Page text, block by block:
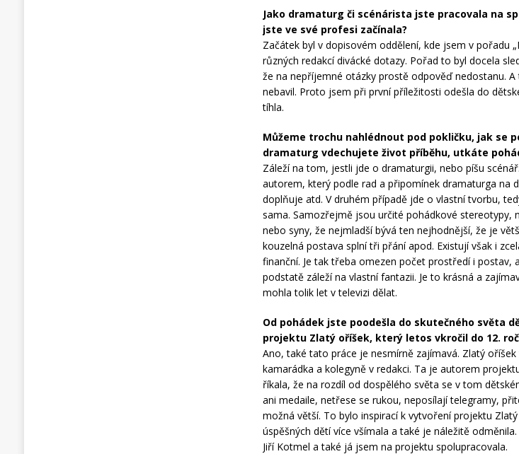
Jako dramaturg či scénárista jste pracovala na
jste ve své profesi začínala?
Začátek byl v dopisovém oddělení, kde jsem v pořadu
různých redakcí divácké dotazy. Pořad to byl docela
že na nepříjemné otázky prostě odpověď nedostanu.
nebavil. Proto jsem při první příležitosti odešla do
tíhla.
Můžeme trochu nahlédnout pod pokličku, jak se
dramaturg vdechujete život příběhu, utkáte
Záleží na tom, jestli jde o dramaturgii, nebo píšu
autorem, který podle rad a připomínek dramaturga na
doplňuje atd. V druhém případě jde o vlastní tvorbu,
sama. Samozřejmě jsou určité pohádkové stereotypy,
nebo syny, že nejmladší bývá ten nejhodnější, že je
kouzelná postava splní tři přání apod. Existují však i
finanční. Je tak třeba omezen počet prostředí i postav,
podstatě záleží na vlastní fantazii. Je to krásná a
mohla tolik let v televizi dělat.
Od pohádek jste poodešla do skutečného světa
projektu Zlatý oříšek, který letos vkročil do 12.
Ano, také tato práce je nesmírně zajímavá. Zlatý
kamarádka a kolegyně v redakci. Ta je autorem
říkala, že na rozdíl od dospělého světa se v tom
ani medaile, netřese se rukou, neposílají telegramy,
možná větší. To bylo inspirací k vytvoření projektu
úspěšných dětí více všímala a také je náležitě
Jiří Kotmel a také já jsem na projektu spolupracovala.